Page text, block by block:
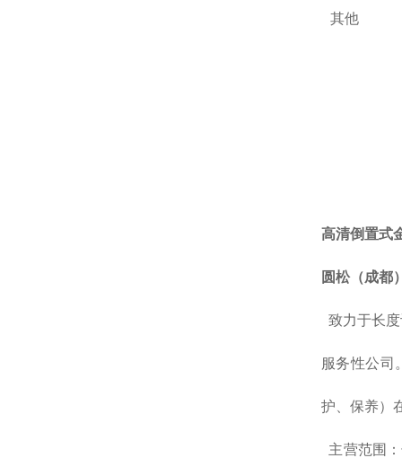
其他
高清倒置式
圆松（成都
致力于长
服务性公司
护、保养）
主营范围